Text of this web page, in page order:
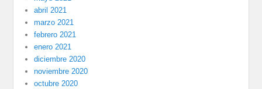
abril 2021
marzo 2021
febrero 2021
enero 2021
diciembre 2020
noviembre 2020
octubre 2020